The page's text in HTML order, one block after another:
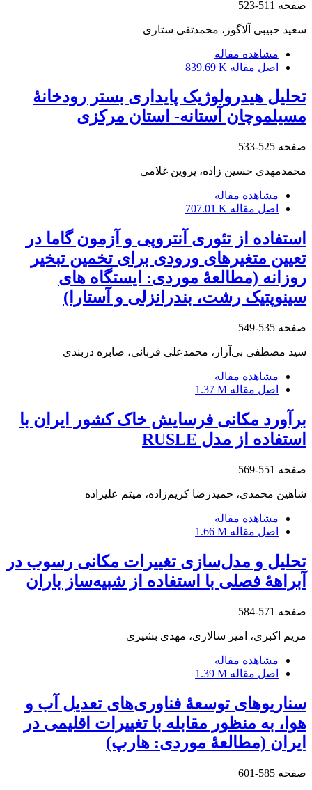
صفحه 511-523
سعید حبیبی آلاگوز، محمدتقی ستاری
مشاهده مقاله
اصل مقاله 839.69 K
تحلیل هیدرولوژیک پایداری بستر رودخانۀ
مسیل‏موچان آستانه- استان مرکزی
صفحه 525-533
محمدمهدی حسین زاده، پروین غلامی
مشاهده مقاله
اصل مقاله 707.01 K
استفاده از تئوری آنتروپی و آزمون گاما در
تعیین متغیر‌های ورودی برای تخمین تبخیر
روزانه (مطالعۀ موردی: ایستگاه ‏های
سینوپتیک رشت، بندرانزلی و آستارا)
صفحه 535-549
سید مصطفی بی‌آزار، محمدعلی قربانی، صابره دربندی
مشاهده مقاله
اصل مقاله 1.37 M
برآورد مکانی فرسایش خاک کشور ایران با
استفاده از مدل RUSLE
صفحه 551-569
شاهین محمدی، حمیدرضا کریم‌زاده، میثم علیزاده
مشاهده مقاله
اصل مقاله 1.66 M
تحلیل و مدل‌سازی تغییرات مکانی رسوب در
آبراهۀ فصلی با استفاده از شبیه‌ساز باران
صفحه 571-584
مریم اکبری، امیر سالاری، مهدی بشیری
مشاهده مقاله
اصل مقاله 1.39 M
سناریوهای توسعۀ فناوری‌های تعدیل آب و
هوا، به منظور مقابله با تغییرات اقلیمی در
ایران‌ ‌(مطالعۀ موردی: هارپ)
صفحه 585-601